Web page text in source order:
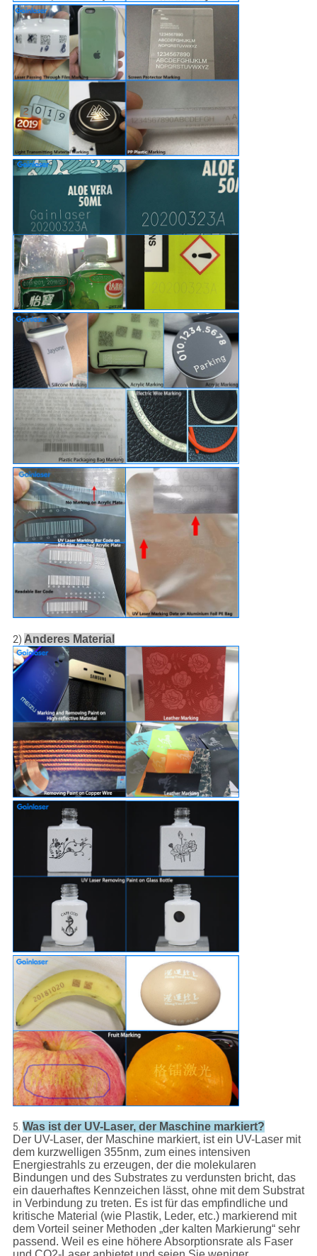
2) Anderes Material
5. Was ist der UV-Laser, der Maschine markiert?
Der UV-Laser, der Maschine markiert, ist ein UV-Laser mit
dem kurzwelligen 355nm, zum eines intensiven
Energiestrahls zu erzeugen, der die molekularen
Bindungen und des Substrates zu verdunsten bricht, das
ein dauerhaftes Kennzeichen lässt, ohne mit dem Substrat
in Verbindung zu treten. Es ist für das empfindliche und
kritische Material (wie Plastik, Leder, etc.) markierend mit
dem Vorteil seiner Methoden „der kalten Markierung“ sehr
passend. Weil es eine höhere Absorptionsrate als Faser